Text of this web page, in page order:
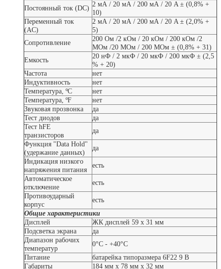
Постоянный ток (DC)
2 мА / 20 мА / 200 мА / 20 A ± (0,8% +
10)
Переменный ток
(AC)
2 мА / 20 мА / 200 мА / 20 A ± (2,0% +
5)
Сопротивление
200 Ом /2 кОм / 20 кОм / 200 кОм /2
МОм /20 МОм / 200 МОм ± (0,8% + 31)
Емкость
20 нФ / 2 мкФ / 20 мкФ / 200 мкФ ± (2,5
% + 20)
Частота
нет
Индуктивность
нет
Температура, ºC
нет
Температура, ºF
нет
Звуковая прозвонка
да
Тест диодов
да
Тест hFE
транзисторов
да
Функция "Data Hold"
(удержание данных)
да
Индикация низкого
напряжения питания
есть
Автоматическое
отключение
есть
Противоударный
корпус
есть
Общие характеристики
Дисплей
ЖК дисплей 59 x 31 мм
Подсветка экрана
да
Диапазон рабочих
температур
0°С - +40°С
Питание
батарейка типоразмера 6F22 9 В
Габариты
184 мм х 78 мм х 32 мм